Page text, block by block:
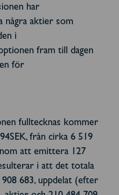
har
några aktier som
i
fram till dagen
för
fulltecknas kommer
från cirka 6 519
att emittera 127
i att det totala
683, uppdelat (efter